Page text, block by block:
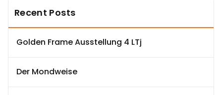
Recent Posts
Golden Frame Ausstellung 4 LTj
Der Mondweise